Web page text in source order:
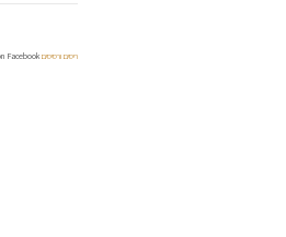
ריסים ורסיסים